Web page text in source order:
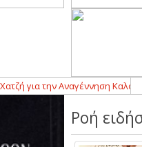
την Αναγέννηση Καλοχωρίου
Ροή